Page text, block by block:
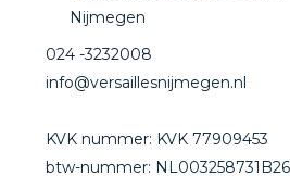
Nijmegen
024 -3232008
info@versaillesnijmegen.nl
KVK nummer: KVK 77909453
btw-nummer: NL003258731B26